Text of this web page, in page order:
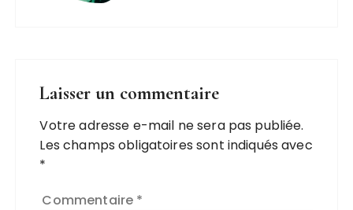
Laisser un commentaire
Votre adresse e-mail ne sera pas publiée.
Les champs obligatoires sont indiqués avec
*
Commentaire *